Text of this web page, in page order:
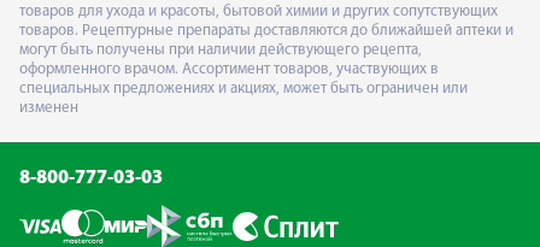
товаров для ухода и красоты, бытовой химии и других сопутствующих
товаров. Рецептурные препараты доставляются до ближайшей аптеки и
могут быть получены при наличии действующего рецепта,
оформленного врачом. Ассортимент товаров, участвующих в
специальных предложениях и акциях, может быть ограничен или
изменен
8-800-777-03-03